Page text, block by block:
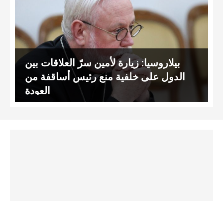
بيلاروسيا: زيارة لأمين سرّ العلاقات بين
الدول على خلفية منع رئيس أساقفة من
العودة